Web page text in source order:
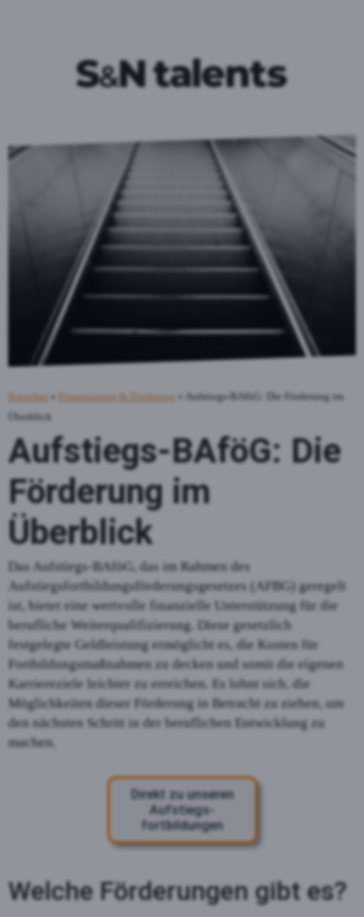
Ratgeber » Finanzierung & Förderung » Aufstiegs-BAföG: Die Förderung im
Überblick
Aufstiegs-BAföG: Die
Förderung im
Überblick
Das Aufstiegs-BAföG, das im Rahmen des
Aufstiegsfortbildungsförderungsgesetzes (AFBG) geregelt
ist, bietet eine wertvolle finanzielle Unterstützung für die
berufliche Weiterqualifizierung. Diese gesetzlich
festgelegte Geldleistung ermöglicht es, die Kosten für
Fortbildungsmaßnahmen zu decken und somit die eigenen
Karriereziele leichter zu erreichen. Es lohnt sich, die
Möglichkeiten dieser Förderung in Betracht zu ziehen, um
den nächsten Schritt in der beruflichen Entwicklung zu
machen.
Direkt zu unseren
Aufstiegs­
fortbildungen
Welche Förderungen gibt es?